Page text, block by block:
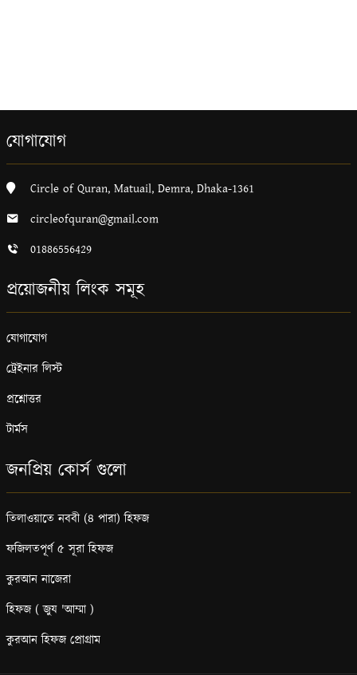
যোগাযোগ
Circle of Quran, Matuail, Demra, Dhaka-1361
circleofquran@gmail.com
01886556429
প্রয়োজনীয় লিংক সমূহ
যোগাযোগ
ট্রেইনার লিস্ট
প্রশ্নোত্তর
টার্মস
জনপ্রিয় কোর্স গুলো
তিলাওয়াতে নববী (৪ পারা) হিফজ
ফজিলতপূর্ণ ৫ সূরা হিফজ
কুরআন নাজেরা
হিফজ ( জুয 'আম্মা )
কুরআন হিফজ প্রোগ্রাম